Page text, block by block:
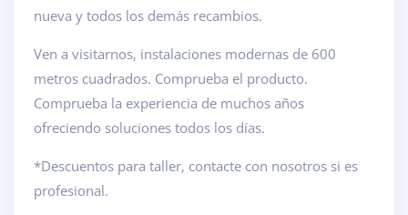
nueva y todos los demás recambios.
Ven a visitarnos, instalaciones modernas de 600
metros cuadrados. Comprueba el producto.
Comprueba la experiencia de muchos años
ofreciendo soluciones todos los días.
*Descuentos para taller, contacte con nosotros si es
profesional.